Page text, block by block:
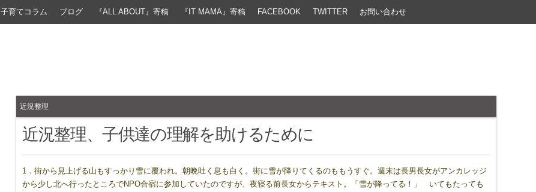
子育てコラム ブログ 『ALL ABOUT』寄稿 『IT MAMA』寄稿 FACEBOOK TWITTER お問い合わせ
近況整理
近況整理、子供達の理解を助けるために
1．街から見上げる山もすっかり雪に覆われ。朝晩吐く息も白く。街に雪が降りてくるのももうすぐ。週末は長男長女がアンカレッジ
から少し北へ行ったところでNPO合宿に参加していたのですが、夜寝る前長女からテキスト。「雪が降ってる！」 いてもたっても